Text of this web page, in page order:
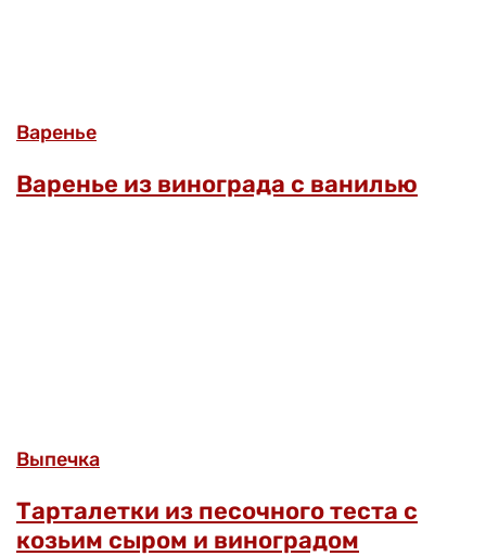
Варенье
Варенье из винограда с ванилью
Выпечка
Тарталетки из песочного теста с
козьим сыром и виноградом